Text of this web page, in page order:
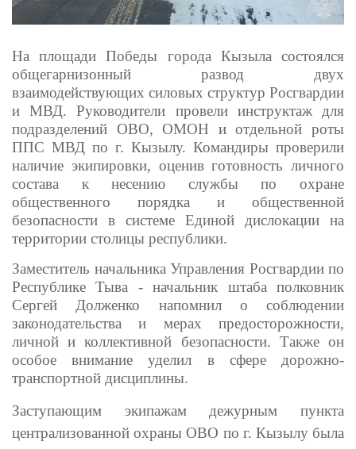
На площади Победы города Кызыла состоялся
общегарнизонный развод двух
взаимодействующих силовых структур Росгвардии
и МВД. Руководители провели инструктаж для
подразделений ОВО, ОМОН и отдельной роты
ППС МВД по г. Кызылу. Командиры проверили
наличие экипировки, оценив готовность личного
состава к несению службы по охране
общественного порядка и общественной
безопасности в системе Единой дислокации на
территории столицы республики.
Заместитель начальника Управления Росгвардии по
Республике Тыва - начальник штаба полковник
Сергей Долженко напомнил о соблюдении
законодательства и мерах предосторожности,
личной и коллективной безопасности. Также он
особое внимание уделил в сфере дорожно-
транспортной дисциплины.
Заступающим экипажам дежурным пункта
централизованной охраны ОВО по г. Кызылу была